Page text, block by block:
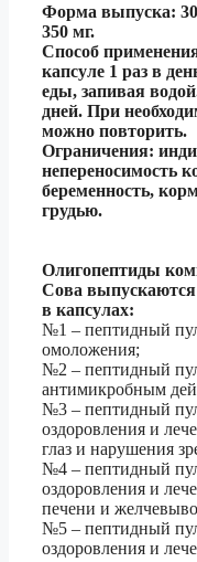
Форма выпуска:
350 мг.
Способ
капсуле 1 раз в
еды, запивая
дней. При
можно повторить.
Ограничения:
непереносимость
беременность,
грудью.
Олигопептиды
Сова
в капсулах:
№1 – пептидный
омоложения;
№2 – пептидный
антимикробным
№3 – пептидный
оздоровления и
глаз и нарушения
№4 – пептидный
оздоровления и
печени и
№5 – пептидный
оздоровления и